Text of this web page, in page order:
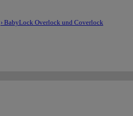
› BabyLock Overlock und Coverlock